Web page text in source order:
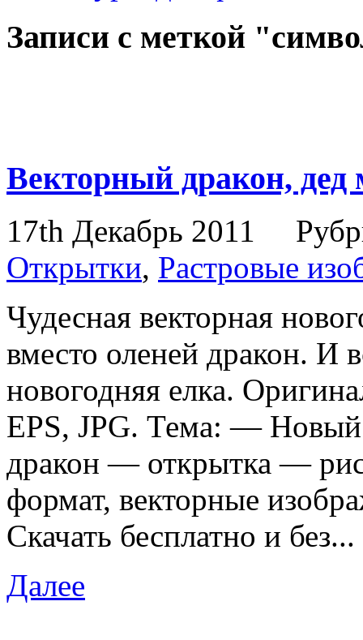
Записи с меткой
Векторный дракон, дед
17th Декабрь 2011
Открытки, Растровые
Чудесная векторная
вместо оленей дракон. И
новогодняя елка.
EPS, JPG. Тема: — Новый
дракон — открытка —
формат, векторные
Скачать бесплатно и без...
Далее